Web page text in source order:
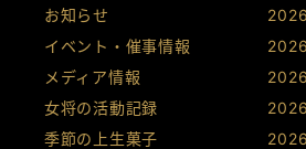
お知らせ
イベント・催事情報
メディア情報
女将の活動記録
季節の上生菓子